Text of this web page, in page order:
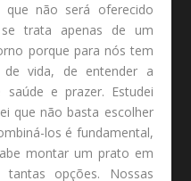
não será oferecido
trata apenas de um
porque para nós tem
vida, de entender a
e prazer. Estudei
que não basta escolher
los é fundamental,
montar um prato em
opções. Nossas